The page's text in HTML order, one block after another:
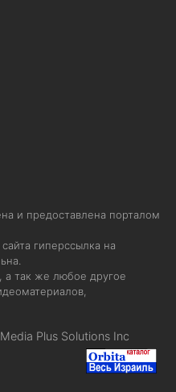
и предоставлена порталом
гиперссылка на
а так же любое другое
Media Plus Solutions Inc